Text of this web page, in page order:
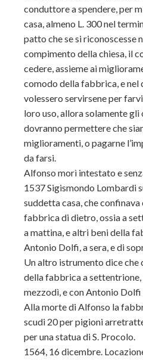
conduttore a spendere, per
casa, almeno L. 300 nel
patto che se si riconoscesse
compimento della chiesa, il
cedere, assieme ai
comodo della fabbrica, e
volessero servirsene per
loro uso, allora solamente
dovranno permettere che
miglioramenti, o pagarne
da farsi.
Alfonso morì intestato e
1537 Sigismondo Lombardi
suddetta casa, che
fabbrica di dietro, ossia a
a mattina, e altri beni della
Antonio Dolfi, a sera, e di
Un altro istrumento dice che
della fabbrica a
mezzodì, e con Antonio Dolfi
Alla morte di Alfonso la
scudi 20 per pigioni
per una statua di S. Procolo.
1564, 16 dicembre.